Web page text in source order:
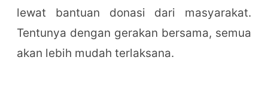
lewat bantuan donasi dari masyarakat.
Tentunya dengan gerakan bersama, semua
akan lebih mudah terlaksana.